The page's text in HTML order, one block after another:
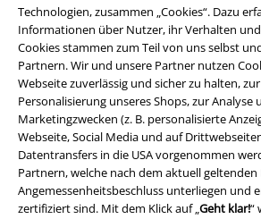
Technologien, zusammen „Cookies“. Dazu
Informationen über Nutzer, ihr Verhalten und
Cookies stammen zum Teil von uns selbst
Partnern. Wir und unsere Partner nutzen
Webseite zuverlässig und sicher zu halten,
Personalisierung unseres Shops, zur Analyse
Marketingzwecken (z. B. personalisierte
Webseite, Social Media und auf
Datentransfers in die USA vorgenommen
Partnern, welche nach dem aktuell geltenden
Angemessenheitsbeschluss unterliegen und
zertifiziert sind. Mit dem Klick auf „Geht klar!“
Lindemann, Böhse Onkelz, Broilers, Die Ärzte,
Toten Hosen, Gutscheine & Artikel, die einen
sind von der Aktion ausgeschlossen.
Unser Kundenservice ist für
Ja, unser Kundenservice ist heute wieder
14:00 Uhr.Mehr Infos